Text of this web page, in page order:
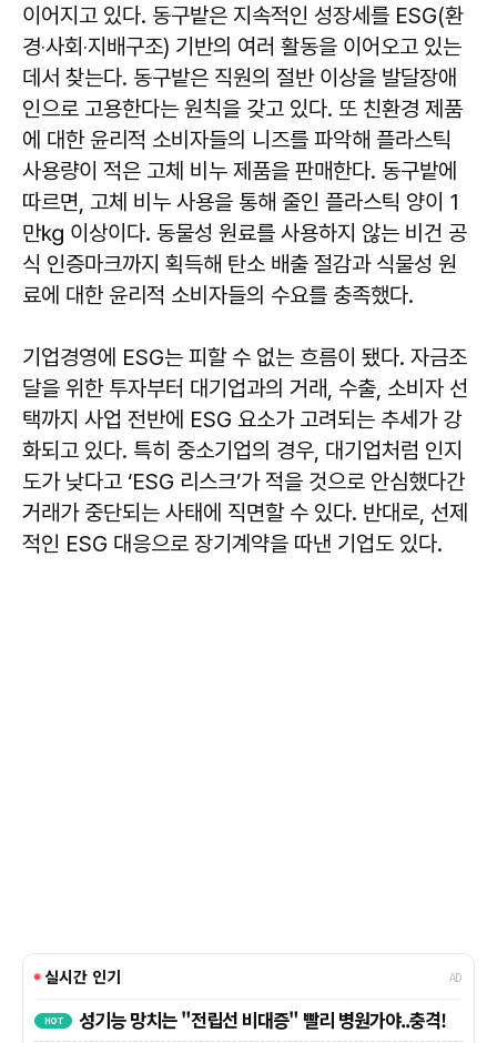
이어지고 있다. 동구밭은 지속적인 성장세를 ESG(환
경‧사회‧지배구조) 기반의 여러 활동을 이어오고 있는
데서 찾는다. 동구밭은 직원의 절반 이상을 발달장애
인으로 고용한다는 원칙을 갖고 있다. 또 친환경 제품
에 대한 윤리적 소비자들의 니즈를 파악해 플라스틱
사용량이 적은 고체 비누 제품을 판매한다. 동구밭에
따르면, 고체 비누 사용을 통해 줄인 플라스틱 양이 1
만㎏ 이상이다. 동물성 원료를 사용하지 않는 비건 공
식 인증마크까지 획득해 탄소 배출 절감과 식물성 원
료에 대한 윤리적 소비자들의 수요를 충족했다.
기업경영에 ESG는 피할 수 없는 흐름이 됐다. 자금조
달을 위한 투자부터 대기업과의 거래, 수출, 소비자 선
택까지 사업 전반에 ESG 요소가 고려되는 추세가 강
화되고 있다. 특히 중소기업의 경우, 대기업처럼 인지
도가 낮다고 ‘ESG 리스크’가 적을 것으로 안심했다간
거래가 중단되는 사태에 직면할 수 있다. 반대로, 선제
적인 ESG 대응으로 장기계약을 따낸 기업도 있다.